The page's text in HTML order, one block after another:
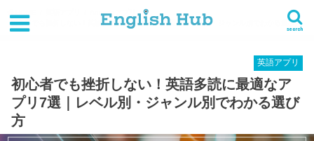
search
Androidアプリ
初心者でも挫折しない！英語多読に最適なアプリ7選｜レベル別・ジャンル別でわかる選び方
英語アプリ
初心者でも挫折しない！英語多読に最適なア
プリ7選｜レベル別・ジャンル別でわかる選び
方